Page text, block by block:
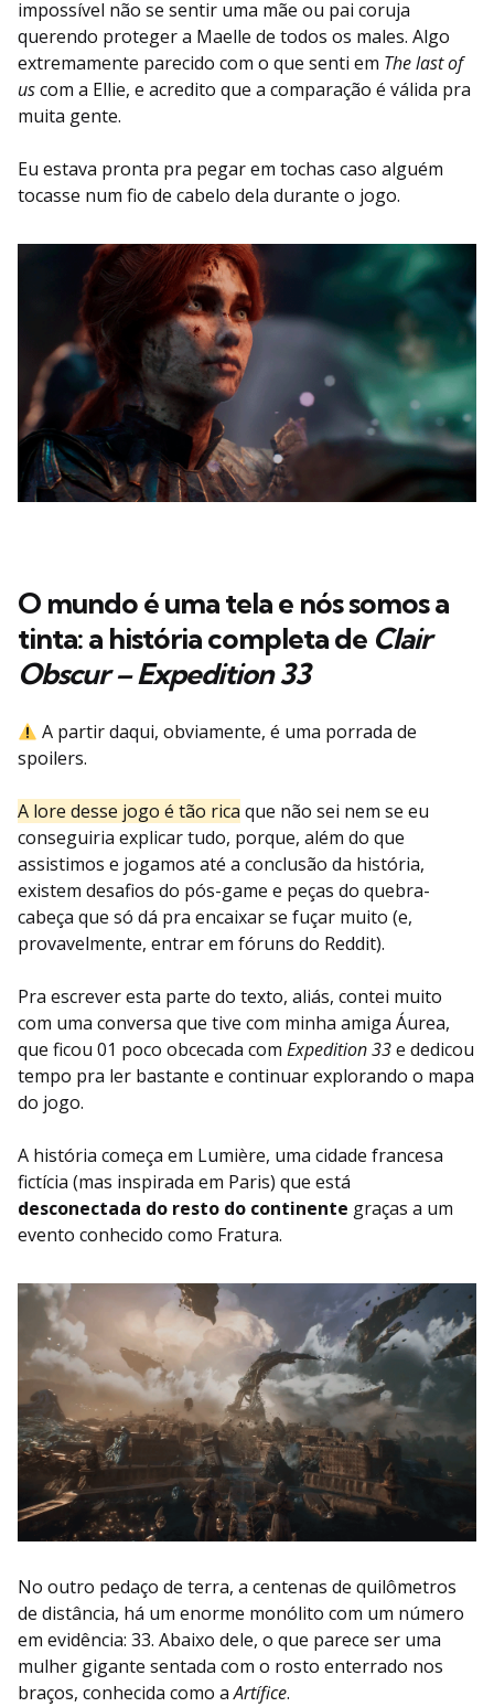
impossível não se sentir uma mãe ou pai coruja
querendo proteger a Maelle de todos os males. Algo
extremamente parecido com o que senti em The last of
uscom a Ellie, e acredito que a comparação é válida pra
muita gente.
Eu estava pronta pra pegar em tochas caso alguém
tocasse num fio de cabelo dela durante o jogo.
O mundo é uma tela e nós somos a
tinta: a história completa de Clair
Obscur – Expedition 33
A partir daqui, obviamente, é uma porrada de
spoilers.
A lore desse jogo é tão rica que não sei nem se eu
conseguiria explicar tudo, porque, além do que
assistimos e jogamos até a conclusão da história,
existem desafios do pós-game e peças do quebra-
cabeça que só dá pra encaixar se fuçar muito (e,
provavelmente, entrar em fóruns do Reddit).
Pra escrever esta parte do texto, aliás, contei muito
com uma conversa que tive com minha amiga Áurea,
que ficou 01 poco obcecada com Expedition 33e dedicou
tempo pra ler bastante e continuar explorando o mapa
do jogo.
A história começa em Lumière, uma cidade francesa
fictícia (mas inspirada em Paris) que está
desconectada do resto do continente graças a um
evento conhecido como Fratura.
No outro pedaço de terra, a centenas de quilômetros
de distância, há um enorme monólito com um número
em evidência: 33. Abaixo dele, o que parece ser uma
mulher gigante sentada com o rosto enterrado nos
braços, conhecida como aArtífice.